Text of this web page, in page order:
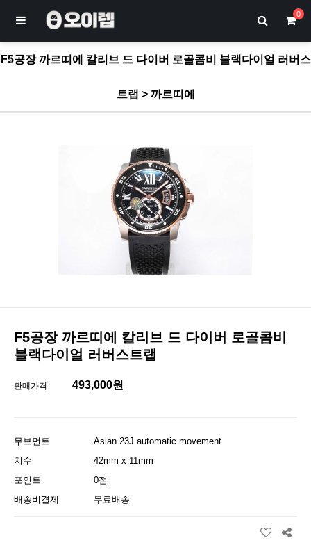
0
F5공장 까르띠에 칼리브 드 다이버 로골콤비 블랙다이얼 러버스
트랩 > 까르띠에
F5공장 까르띠에 칼리브 드 다이버 로골콤비
블랙다이얼 러버스트랩
판매가격 493,000원
무브먼트
Asian 23J automatic movement
치수
42mm x 11mm
포인트
0점
배송비결제
무료배송